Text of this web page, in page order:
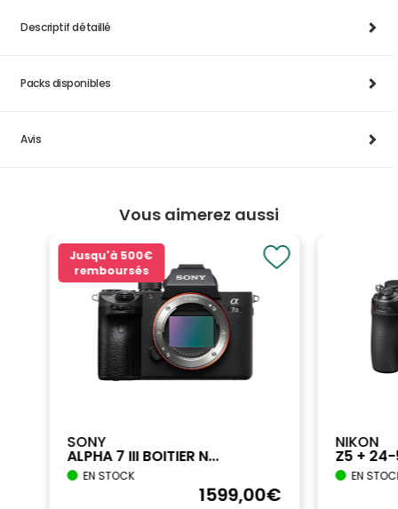
Descriptif détaillé
Packs disponibles
Avis
Vous aimerez aussi
Jusqu'à 500€
remboursés
SONY
ALPHA 7 III BOITIER N...
EN STOCK
1599,00€
NIKON
Z5 +
EN